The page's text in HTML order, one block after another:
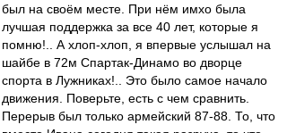
был на своём месте. При нём имхо была
лучшая поддержка за все 40 лет, которые я
помню!.. А хлоп-хлоп, я впервые услышал на
шайбе в 72м Спартак-Динамо во дворце
спорта в Лужниках!.. Это было самое начало
движения. Поверьте, есть с чем сравнить.
Перерыв был только армейский 87-88. То, что